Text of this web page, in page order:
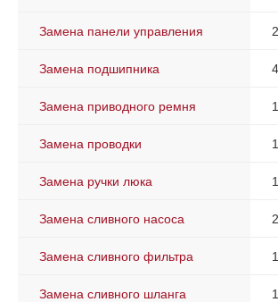
Замена панели управления
Замена подшипника
Замена приводного ремня
Замена проводки
Замена ручки люка
Замена сливного насоса
Замена сливного фильтра
Замена сливного шланга